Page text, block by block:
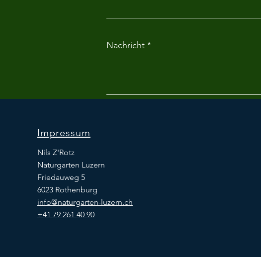
Nachricht
Impressum
Nils Z'Rotz
Naturgarten Luzern
Friedauweg 5
6023 Rothenburg
info@naturgarten-luzern.ch
+41 79 261 40 90